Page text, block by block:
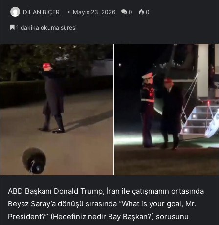
DİLAN BİÇER Mayıs 23, 2026 0 0
1 dakika okuma süresi
ABD Başkanı Donald Trump, İran ile çatışmanın ortasında
Beyaz Saray’a dönüşü sırasında “What is your goal, Mr.
President?” (Hedefiniz nedir Bay Başkan?) sorusunu